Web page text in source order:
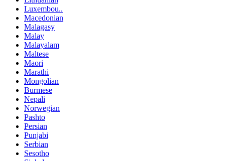
Luxembou..
Macedonian
Malagasy
Malay
Malayalam
Maltese
Maori
Marathi
Mongolian
Burmese
Nepali
Norwegian
Pashto
Persian
Punjabi
Serbian
Sesotho